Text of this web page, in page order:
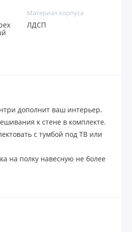
Материал корпуса
ЛДСП
дополнит ваш интерьер.
к стене в комплекте.
с тумбой под ТВ или
на полку навесную не более